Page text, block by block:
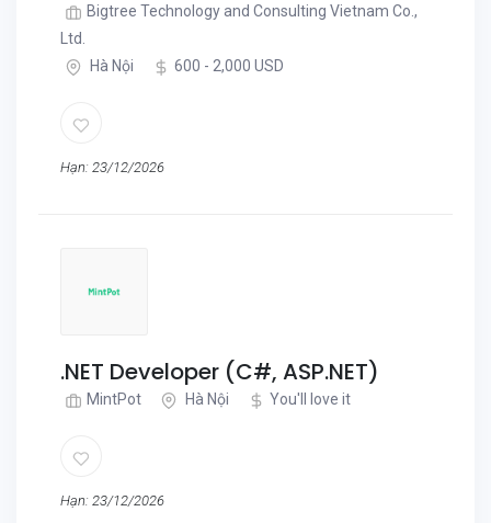
Bigtree Technology and Consulting Vietnam Co.,
Ltd.
Hà Nội
600 - 2,000 USD
Hạn: 23/12/2026
.NET Developer (C#, ASP.NET)
MintPot Hà Nội You'll love it
Hạn: 23/12/2026